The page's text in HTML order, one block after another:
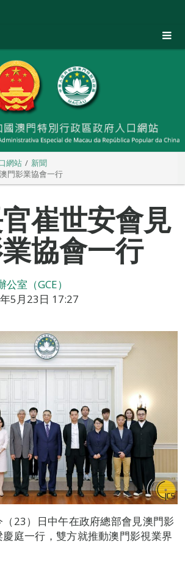
網站
新聞
門影業協會一行
崔世安會見
協會一行
室（GCE）
5月23日 17:27
23）日中午在政府總部會見澳門影
庭一行，雙方就推動澳門影視業界